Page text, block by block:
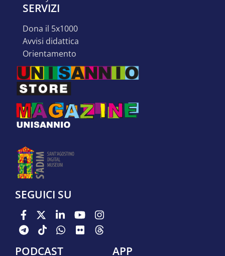
SERVIZI
dona il 5x1000
avvisi didattica
orientamento
SEGUICI SU
PODCAST APP